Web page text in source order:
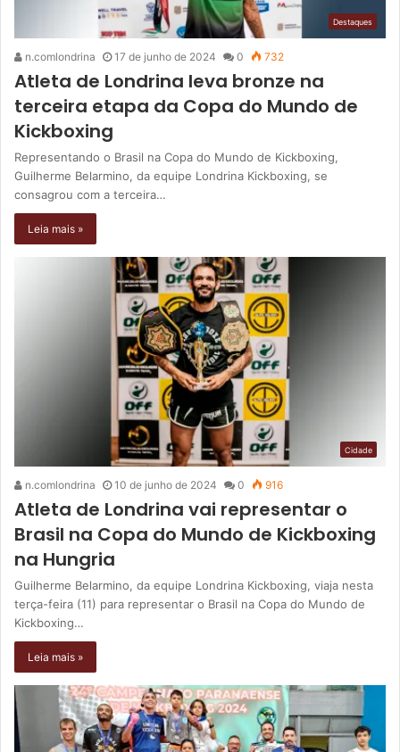
Destaques
n.comlondrina 17 de junho de 2024 0 732
Atleta de Londrina leva bronze na
terceira etapa da Copa do Mundo de
Kickboxing
Representando o Brasil na Copa do Mundo de Kickboxing,
Guilherme Belarmino, da equipe Londrina Kickboxing, se
consagrou com a terceira…
Leia mais »
Cidade
n.comlondrina 10 de junho de 2024 0 916
Atleta de Londrina vai representar o
Brasil na Copa do Mundo de Kickboxing
na Hungria
Guilherme Belarmino, da equipe Londrina Kickboxing, viaja nesta
terça-feira (11) para representar o Brasil na Copa do Mundo de
Kickboxing…
Leia mais »